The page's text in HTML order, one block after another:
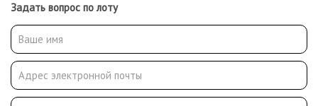
Задать вопрос по лоту